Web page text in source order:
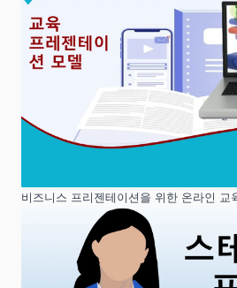
비즈니스 프리젠테이션을 위한 온라인 교